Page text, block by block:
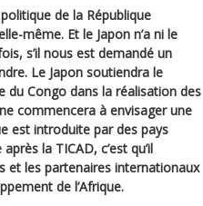
de la République
même. Et le Japon n’a ni le
s’il nous est demandé un
Le Japon soutiendra le
du Congo dans la réalisation des
commencera à envisager une
est introduite par des pays
la TICAD, c’est qu’il
et les partenaires internationaux
de l’Afrique.